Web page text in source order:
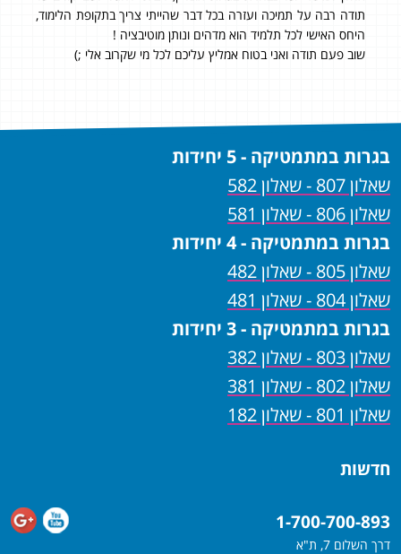
תודה רבה על תמיכה ועזרה בכל דבר שהייתי צריך בתקופת הלימוד,
היחס האישי לכל תלמיד הוא מדהים ונותן מוטיבציה !
שוב פעם תודה ואני בטוח אמליץ עליכם לכל מי שקרוב אלי ;)
בגרות במתמטיקה - 5 יחידות
שאלון 807 - שאלון 582
שאלון 806 - שאלון 581
בגרות במתמטיקה - 4 יחידות
שאלון 805 - שאלון 482
שאלון 804 - שאלון 481
בגרות במתמטיקה - 3 יחידות
שאלון 803 - שאלון 382
שאלון 802 - שאלון 381
שאלון 801 - שאלון 182
חדשות
1-700-700-893
דרך השלום 7, ת"א